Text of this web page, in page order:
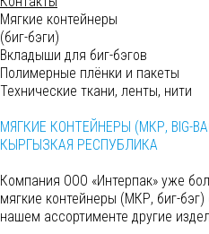
Мягкие контейнеры
(биг-бэги)
Вкладыши для биг-бэгов
Полимерные плёнки и пакеты
Технические ткани, ленты, нити
МЯГКИЕ КОНТЕЙНЕРЫ (МКР, BIG-
КЫРГЫЗКАЯ РЕСПУБЛИКА
Компания ООО «Интерпак» уже
мягкие контейнеры (МКР, биг-
нашем ассортименте другие